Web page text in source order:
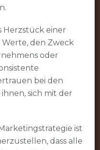
Herzstück einer
Werte, den Zweck
oder
bei den
sich mit der
ist
dass alle